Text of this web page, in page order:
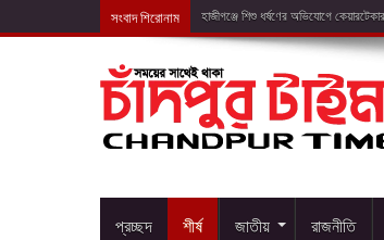
সংবাদ শিরোনাম মোবাইলে আসক
প্রচ্ছদ শীর্ষ জাতীয় রাজনীতি